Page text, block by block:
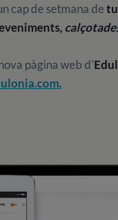
cap de setmana de
cal
pàgina web d'